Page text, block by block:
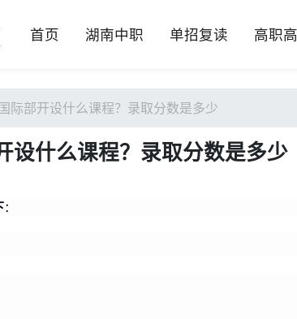
首页 湖南中职 单招复读 高职
际部开设什么课程？录取分数是多少
设什么课程？录取分数是多少
：